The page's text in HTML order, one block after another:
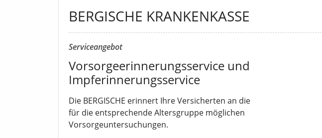
BERGISCHE KRANKENKASSE
Serviceangebot
Vorsorgeerinnerungsservice und
Impferinnerungsservice
Die BERGISCHE erinnert Ihre Versicherten an die
für die entsprechende Altersgruppe möglichen
Vorsorgeuntersuchungen.